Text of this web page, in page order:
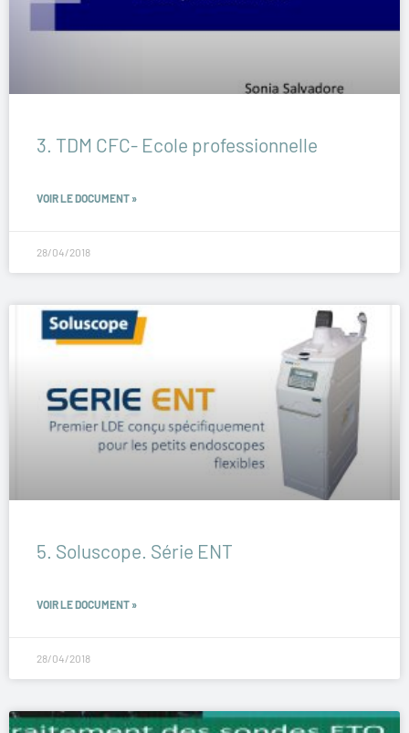
3. TDM CFC- Ecole professionnelle
VOIR LE DOCUMENT »
28/04/2018
5. Soluscope. Série ENT
VOIR LE DOCUMENT »
28/04/2018